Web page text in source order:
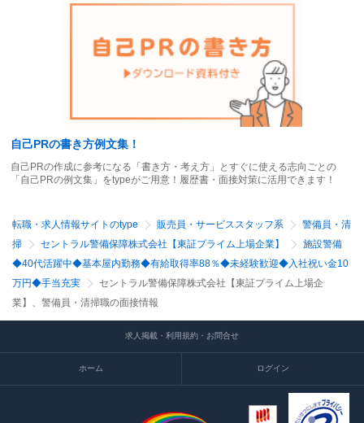
自己PRの書き方例文集！
自己PRの作成に参考になる「書き方・考え方」とすぐに使える志向ごとの
「自己PRの例文集」をtypeがご用意！履歴書・面接対策に活用できます！
転職・求人情報サイトのtype 販売員・サービススタッフ系
警備員・清
掃
セントラル警備保障株式会社【東証プライム上場企業】
施設警備
◆40代活躍中◆基本屋内勤務◆有給取得率88％◆未経験歓迎◆入社祝い金10
万円◆手当充実
セントラル警備保障株式会社【東証プライム上場企
業】、警備員・清掃職の面接情報
求人掲載・利用規約・お問合せ
ホーム ログイン